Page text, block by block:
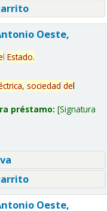
Oeste,
l Estado.
sociedad del
préstamo: Signatura
Oeste,